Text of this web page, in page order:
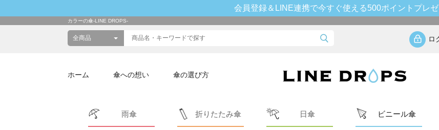
会員登録＆LINE連携で今すぐ使える500ポイントプレゼ
カラーの傘-LINE DROPS-
ロ
ホーム 傘への想い 傘の選び方
雨傘 折りたたみ傘 日傘 ビニール傘